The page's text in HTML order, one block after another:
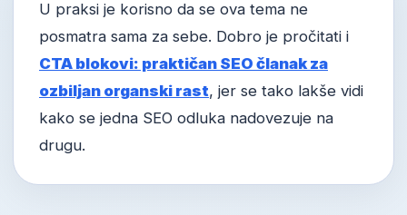
U praksi je korisno da se ova tema ne
posmatra sama za sebe. Dobro je pročitati i
CTA blokovi: praktičan SEO članak za
ozbiljan organski rast, jer se tako lakše vidi
kako se jedna SEO odluka nadovezuje na
drugu.